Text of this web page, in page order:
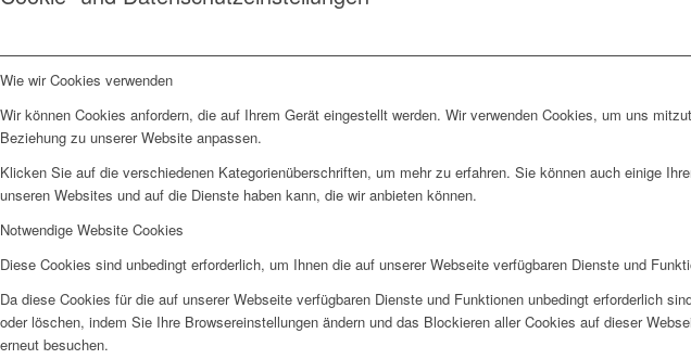
Wie wir Cookies verwenden
Wir können Cookies anfordern, die auf Ihrem Gerät eingestellt werden. Wir verwenden Cookies, um uns
Beziehung zu unserer Website anpassen.
Klicken Sie auf die verschiedenen Kategorienüberschriften, um mehr zu erfahren. Sie können auch einige
unseren Websites und auf die Dienste haben kann, die wir anbieten können.
Notwendige Website Cookies
Diese Cookies sind unbedingt erforderlich, um Ihnen die auf unserer Webseite verfügbaren Dienste und
Da diese Cookies für die auf unserer Webseite verfügbaren Dienste und Funktionen unbedingt erforderlich
oder löschen, indem Sie Ihre Browsereinstellungen ändern und das Blockieren aller Cookies auf dieser
erneut besuchen.